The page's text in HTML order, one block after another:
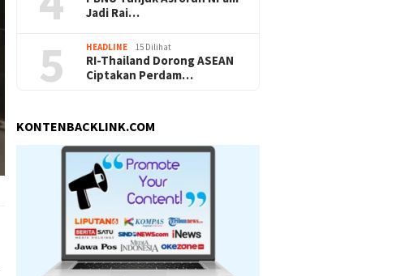
Jadi Rai…
5 HEADLINE 15 Dilihat
RI-Thailand Dorong ASEAN
Ciptakan Perdam…
KONTENBACKLINK.COM